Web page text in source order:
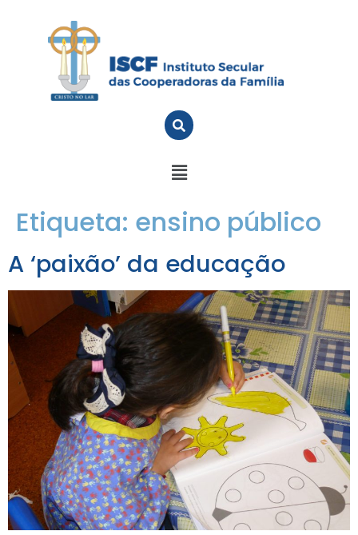
Etiqueta: ensino público
A ‘paixão’ da educação